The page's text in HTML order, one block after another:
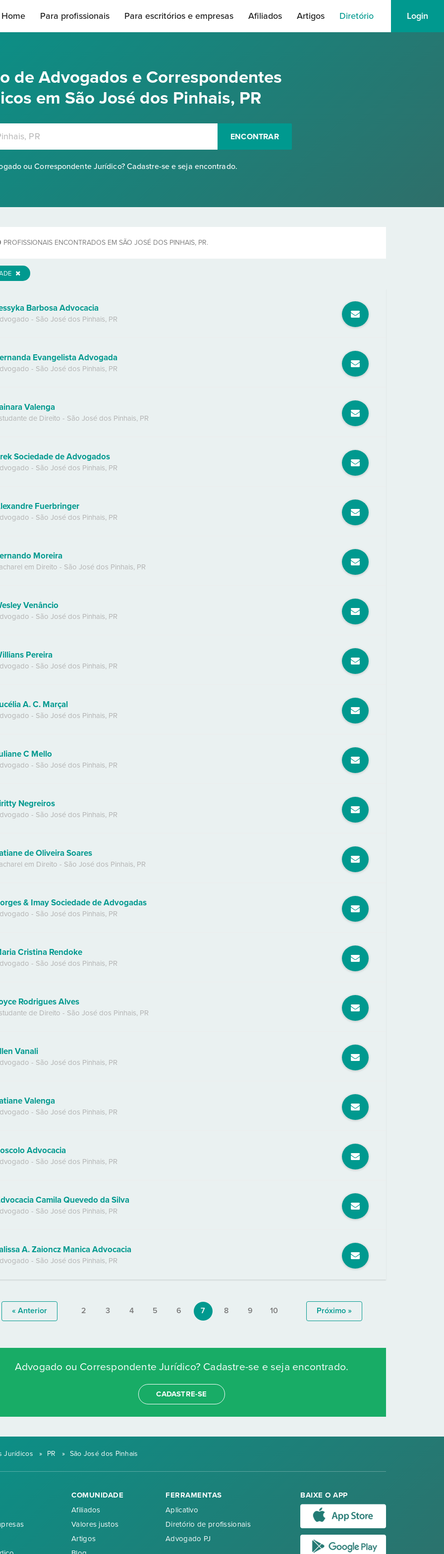
Home Para profissionais Para escritórios e empresas Afiliados Artigos Diretório Login
de Advogados e Correspondentes
em São José dos Pinhais, PR
ENCONTRAR
ou Correspondente Jurídico? Cadastre-se e seja encontrado.
PROFISSIONAIS ENCONTRADOS EM SÃO JOSÉ DOS PINHAIS, PR.
Barbosa Advocacia
- São José dos Pinhais, PR
Evangelista Advogada
- São José dos Pinhais, PR
Valenga
de Direito - São José dos Pinhais, PR
Sociedade de Advogados
- São José dos Pinhais, PR
Fuerbringer
- São José dos Pinhais, PR
Moreira
em Direito - São José dos Pinhais, PR
Venâncio
- São José dos Pinhais, PR
Pereira
- São José dos Pinhais, PR
A. C. Marçal
- São José dos Pinhais, PR
C Mello
- São José dos Pinhais, PR
Negreiros
- São José dos Pinhais, PR
de Oliveira Soares
em Direito - São José dos Pinhais, PR
& Imay Sociedade de Advogadas
- São José dos Pinhais, PR
Cristina Rendoke
- São José dos Pinhais, PR
Rodrigues Alves
de Direito - São José dos Pinhais, PR
Vanali
- São José dos Pinhais, PR
Valenga
- São José dos Pinhais, PR
Advocacia
- São José dos Pinhais, PR
Camila Quevedo da Silva
- São José dos Pinhais, PR
A. Zaioncz Manica Advocacia
- São José dos Pinhais, PR
« Anterior 2 3 4 5 6 7 8 9 10 Próximo »
Advogado ou Correspondente Jurídico? Cadastre-se e seja encontrado.
CADASTRE-SE
Jurídicos » PR » São José dos Pinhais
COMUNIDADE
Afiliados
Valores justos
Artigos
FERRAMENTAS
Aplicativo
Diretório de profissionais
Advogado PJ
BAIXE O APP